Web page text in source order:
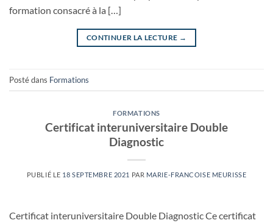
formation consacré à la […]
CONTINUER LA LECTURE →
Posté dans Formations
FORMATIONS
Certificat interuniversitaire Double
Diagnostic
PUBLIÉ LE 18 SEPTEMBRE 2021 PAR MARIE-FRANCOISE MEURISSE
Certificat interuniversitaire Double Diagnostic Ce certificat